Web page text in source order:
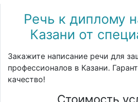
Речь к диплому
Казани от
Закажите написание речи для
профессионалов в Казани.
качество!